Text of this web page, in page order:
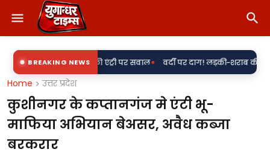
BREAKING NEWS
की एंट्री पर सवाल• वर्दी पर दाग! लड़की-शराब की मांग और महिला से
Home उत्तर प्रदेश
कुशीनगर के कप्तानगंज मे एंटी भू-
माफिया अभियान बेअसर, अवैध कब्जा
बरकरार